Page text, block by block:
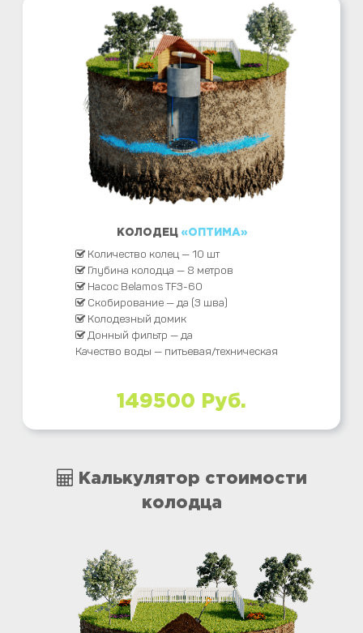
КОЛОДЕЦ «ОПТИМА»
Количество колец — 10 шт
Глубина колодца — 8 метров
Насос Belamos TF3-60
Скобирование — да (3 шва)
Колодезный домик
Донный фильтр — да
Качество воды — питьевая/техническая
149500 Руб.
Калькулятор стоимости
колодца